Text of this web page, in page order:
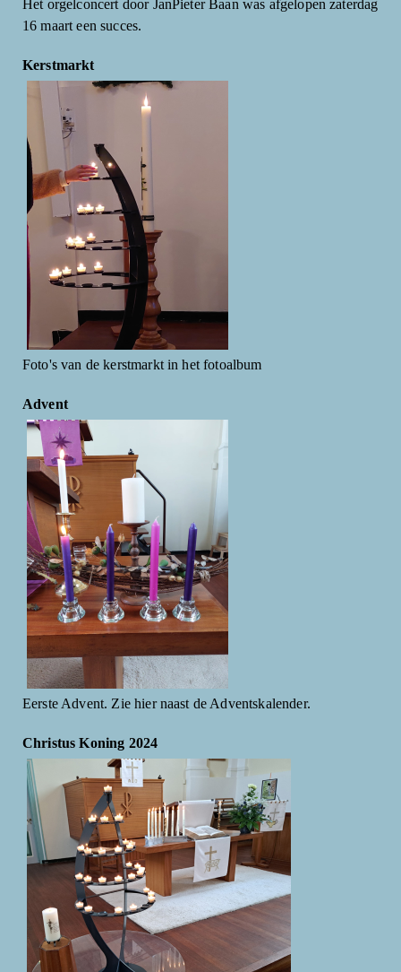
Het orgelconcert door JanPieter Baan was afgelopen zaterdag
16 maart een succes.
Kerstmarkt
Foto's van de kerstmarkt in het fotoalbum
Advent
Eerste Advent. Zie hier naast de Adventskalender.
Christus Koning 2024